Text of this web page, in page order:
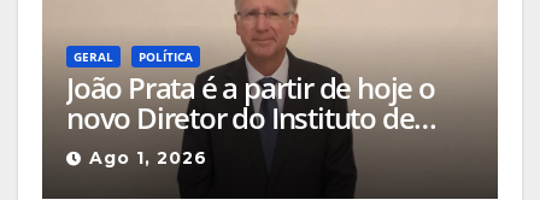
GERAL POLÍTICA
João Prata é a partir de hoje o
novo Diretor do Instituto de
Emprego e Formação
Profissional da Guarda
Ago 1, 2026